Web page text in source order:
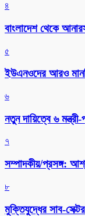
৪
বাংলাদেশ থেকে
৫
ইউএনওদের আরও
৬
নতুন দায়িত্বে ৬ মন্ত্রী-
৭
সম্পাদকীয়/প্রসঙ্গ:
৮
মুক্তিযুদ্ধের সাব-সেক্টর